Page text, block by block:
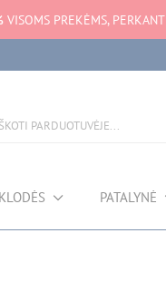
VISOMS PREKĖMS, PERKANT
PATALYNĖ